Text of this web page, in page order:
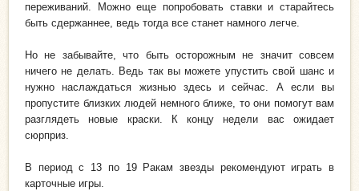
переживаний. Можно еще попробовать ставки и старайтесь
быть сдержаннее, ведь тогда все станет намного легче.
Но не забывайте, что быть осторожным не значит совсем
ничего не делать. Ведь так вы можете упустить свой шанс и
нужно наслаждаться жизнью здесь и сейчас. А если вы
пропустите близких людей немного ближе, то они помогут вам
разглядеть новые краски. К концу недели вас ожидает
сюрприз.
В период с 13 по 19 Ракам звезды рекомендуют играть в
карточные игры.